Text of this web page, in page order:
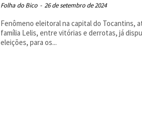
Folha do Bico - 26 de setembro de 2024
Fenômeno eleitoral na capital do Tocantins,
família Lelis, entre vitórias e derrotas, já
eleições, para os...